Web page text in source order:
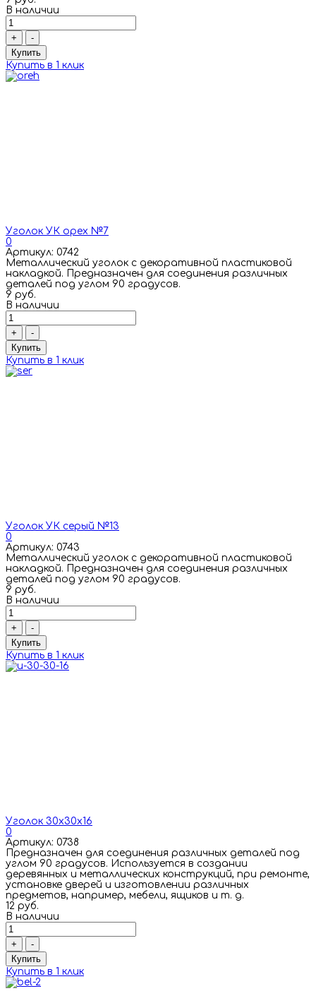
В наличии
+
-
Купить
Купить в 1 клик
Уголок УК орех №7
0
Артикул: 0742
Металлический уголок с декоративной пластиковой
накладкой. Предназначен для соединения различных
деталей под углом 90 градусов.
9 руб.
В наличии
+
-
Купить
Купить в 1 клик
Уголок УК серый №13
0
Артикул: 0743
Металлический уголок с декоративной пластиковой
накладкой. Предназначен для соединения различных
деталей под углом 90 градусов.
9 руб.
В наличии
+
-
Купить
Купить в 1 клик
Уголок 30х30х16
0
Артикул: 0738
Предназначен для соединения различных деталей под
углом 90 градусов. Используется в создании
деревянных и металлических конструкций, при ремонте,
установке дверей и изготовлении различных
предметов, например, мебели, ящиков и т. д.
12 руб.
В наличии
+
-
Купить
Купить в 1 клик